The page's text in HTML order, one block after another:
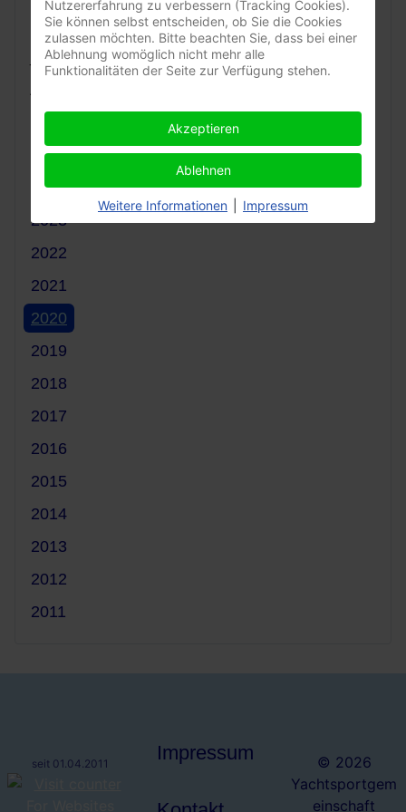
Aktuelle
_______________
Archive:
2025
2024
2023
2022
2021
2020
2019
2018
2017
2016
2015
2014
2013
2012
2011
seit 01.04.2011 Impressum
© 2026
Yachtsportgem
einschaft
Nutzererfahrung zu verbessern (Tracking Cookies).
Sie können selbst entscheiden, ob Sie die Cookies
zulassen möchten. Bitte beachten Sie, dass bei einer
Ablehnung womöglich nicht mehr alle
Funktionalitäten der Seite zur Verfügung stehen.
Akzeptieren
Ablehnen
Weitere Informationen Impressum